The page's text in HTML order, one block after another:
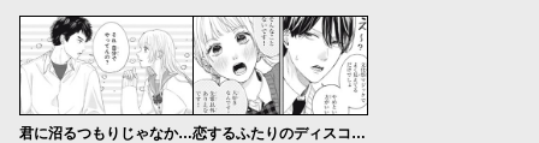
君に沼るつもりじゃなかった 恋するふたりのディスコミュニケーション